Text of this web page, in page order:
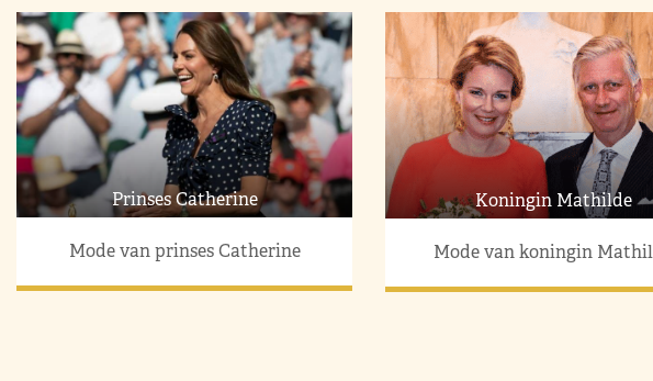
Prinses Catherine
Mode van prinses Catherine
Koningin Mathilde
Mode van koningin